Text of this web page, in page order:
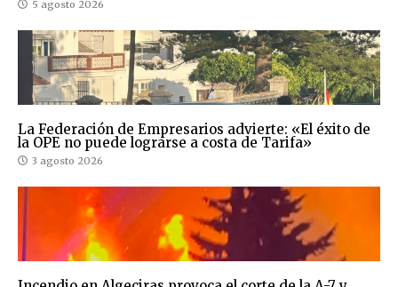
5 agosto 2026
La Federación de Empresarios advierte: «El éxito de
la OPE no puede lograrse a costa de Tarifa»
3 agosto 2026